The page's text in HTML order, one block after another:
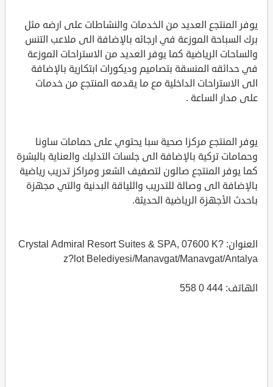
يوفر المنتجع العديد من الخدمات والنشاطات على ارضه مثل
برك السباحة الموزعة في ارجائه بالإضافة الى ملاعب التنس
والساحات الرياضية كما يوفر العديد من الاستراحات الموزعة
في حدائقه المنسقة بتصاميم وديكورات ابتكارية بالإضافة
الى الاستراحات الداخلية مع ما يقدمه المنتجع من خدمات
على مدار الساعة .
يوفر المنتجع مركزا صحية سبا يحتوي على حمامات ساونا
وحمامات تركية بالإضافة الى جلسات التدليك والعناية بالبشرة
كما يوفر المنتجع صالون لتصفيف الشعر ومراكز تدريب رياضية
بالإضافة الى وصالة للتدريب واللياقة البدنية والتي مجهزة
باحدث الأجهزة الرياضية الحديثة.
العنوان: Crystal Admiral Resort Suites & SPA, 07600 K?
z?lot Belediyesi/Manavgat/Manavgat/Antalya
الهاتف: 444 0 558